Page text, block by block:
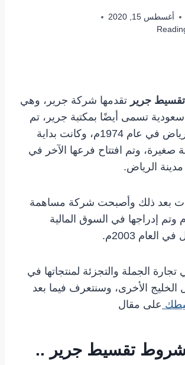
أغسطس 15, 2020
جرير تقدمها شركة جرير، وهي
تسمى أيضًا بمكتبة جرير، تم
إنشاؤها في الرياض في عام 1974م، وكانت بداية
صغيرة، وتم افتتاح فرعها الآخر في
الرياض.
بعد ذلك وأصبحت شركة مساهمة
في عام 2002م وتم إدراجها في السوق المالية
العام 2003م.
تجارة الجملة والتجزئة لمنتجاتها في
الخليج الأخرى، وسنتعرف فيما بعد
على مقال
تقسيط جرير ..